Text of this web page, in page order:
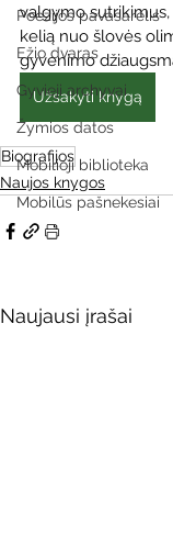
Poezijos pavasarėlis
Ežio dvaras
Gyvieji archyvai
Žymios datos
Mobilioji biblioteka
Mobilūs pašnekesiai
valgymo
kelią nuo šlovės
gyvenimo
Užsakyti knygą
Biografijos
Naujos knygos
Naujausi įrašai